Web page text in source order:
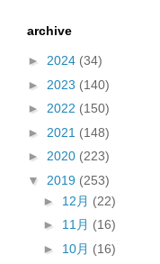
archive
► 2024 (34)
► 2023 (140)
► 2022 (150)
► 2021 (148)
► 2020 (223)
▼ 2019 (253)
► 12月 (22)
► 11月 (16)
► 10月 (16)